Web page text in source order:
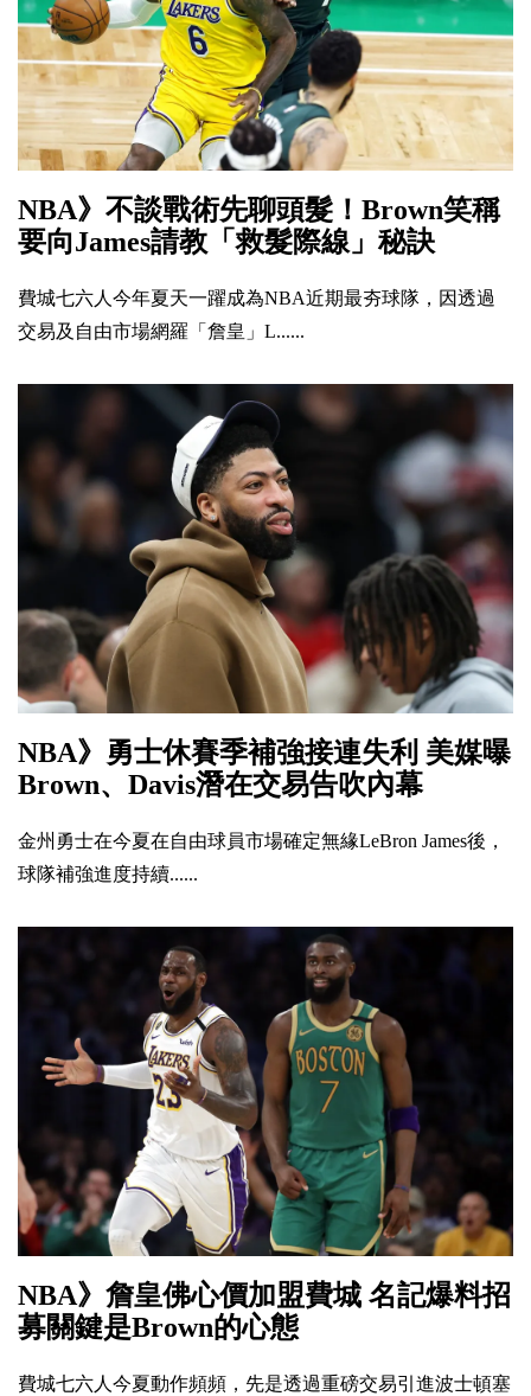
NBA》不談戰術先聊頭髮！Brown笑稱
要向James請教「救髮際線」秘訣
費城七六人今年夏天一躍成為NBA近期最夯球隊，因透過
交易及自由市場網羅「詹皇」L......
NBA》勇士休賽季補強接連失利 美媒曝
Brown、Davis潛在交易告吹內幕
金州勇士在今夏在自由球員市場確定無緣LeBron James後，
球隊補強進度持續......
NBA》詹皇佛心價加盟費城 名記爆料招
募關鍵是Brown的心態
費城七六人今夏動作頻頻，先是透過重磅交易引進波士頓塞